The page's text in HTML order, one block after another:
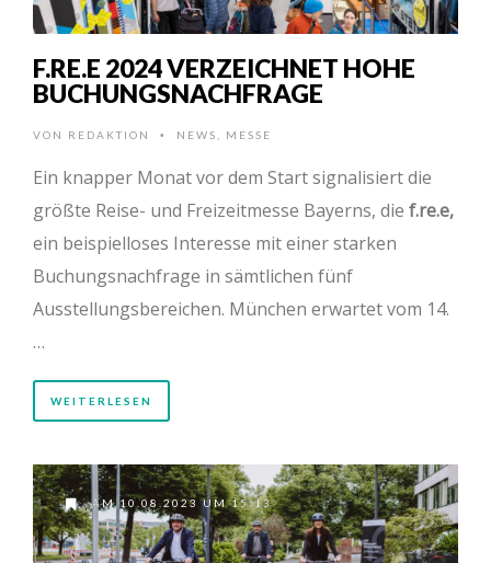
F.RE.E 2024 VERZEICHNET HOHE
BUCHUNGSNACHFRAGE
VON REDAKTION • NEWS MESSE
Ein knapper Monat vor dem Start signalisiert die
größte Reise- und Freizeitmesse Bayerns, die f.re.e,
ein beispielloses Interesse mit einer starken
Buchungsnachfrage in sämtlichen fünf
Ausstellungsbereichen. München erwartet vom 14.
…
WEITERLESEN
AM 10.08.2023 UM 15:13